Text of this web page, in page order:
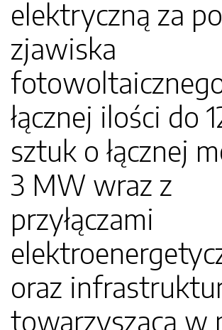
elektryczną za
zjawiska
łącznej ilości do
sztuk o łącznej
3 MW wraz z
przyłączami
oraz
towarzyszącą w